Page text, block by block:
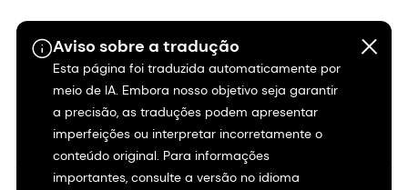
Aviso sobre a tradução
Esta página foi traduzida automaticamente por
meio de IA. Embora nosso objetivo seja garantir
a precisão, as traduções podem apresentar
imperfeições ou interpretar incorretamente o
conteúdo original. Para informações
importantes, consulte a versão no idioma
Histórias de carreira
Inclusão e
pertencimento
Início da carreira